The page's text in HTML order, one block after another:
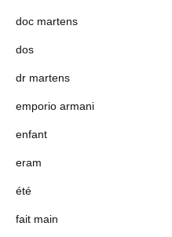
doc martens
dos
dr martens
emporio armani
enfant
eram
été
fait main